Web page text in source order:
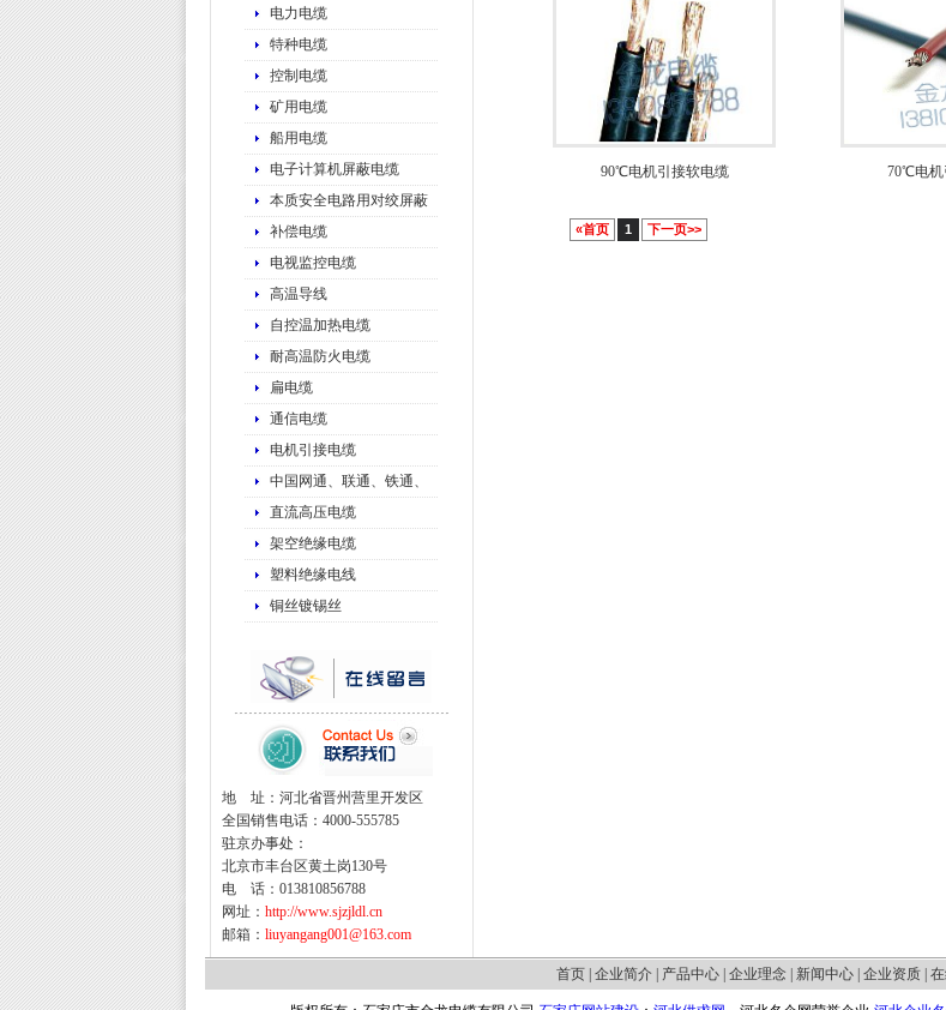
电力电缆
特种电缆
控制电缆
矿用电缆
船用电缆
电子计算机屏蔽电缆
本质安全电路用对绞屏蔽
补偿电缆
电视监控电缆
高温导线
自控温加热电缆
耐高温防火电缆
扁电缆
通信电缆
电机引接电缆
中国网通、联通、铁通、
直流高压电缆
架空绝缘电缆
塑料绝缘电线
铜丝镀锡丝
地 址：河北省晋州营里开发区
全国销售电话：4000-555785
驻京办事处：
北京市丰台区黄土岗130号
电 话：013810856788
网址： http://www.sjzjldl.cn
邮箱： liuyangang001@163.com
90℃电机引接软电缆 70℃电机
«首页 1 下一页>>
首页 企业简介 产品中心 企业理念 新闻中心 企业资质